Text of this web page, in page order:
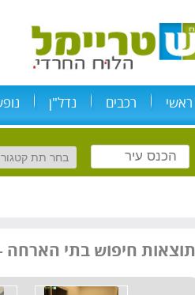
ראשי רכבים נדל"ן
תוצאות חיפוש בתי הארחה